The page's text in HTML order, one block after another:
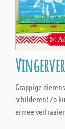
Grappige
schilderen! Zo
ermee